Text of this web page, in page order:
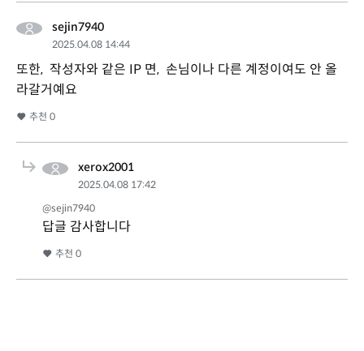
sejin7940
2025.04.08 14:44
또한, 작성자와 같은 IP 면, 손님이나 다른 계정이여도 안 올
라갈거예요
추천 0
xerox2001
2025.04.08 17:42
@sejin7940
답글 감사합니다
추천 0